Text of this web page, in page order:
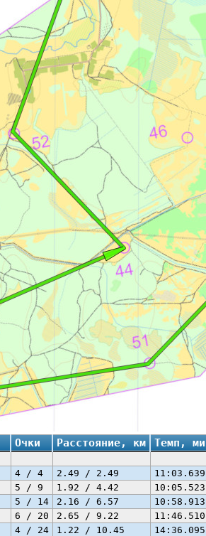
Очки Расстояние, км Темп,
4 / 4 2.49 / 2.49
11:03.639
5 / 9 1.92 / 4.42
10:05.523
5 / 14 2.16 / 6.57
10:58.913
6 / 20 2.65 / 9.22
11:46.510
4 / 24 1.22 / 10.45 14:36.095